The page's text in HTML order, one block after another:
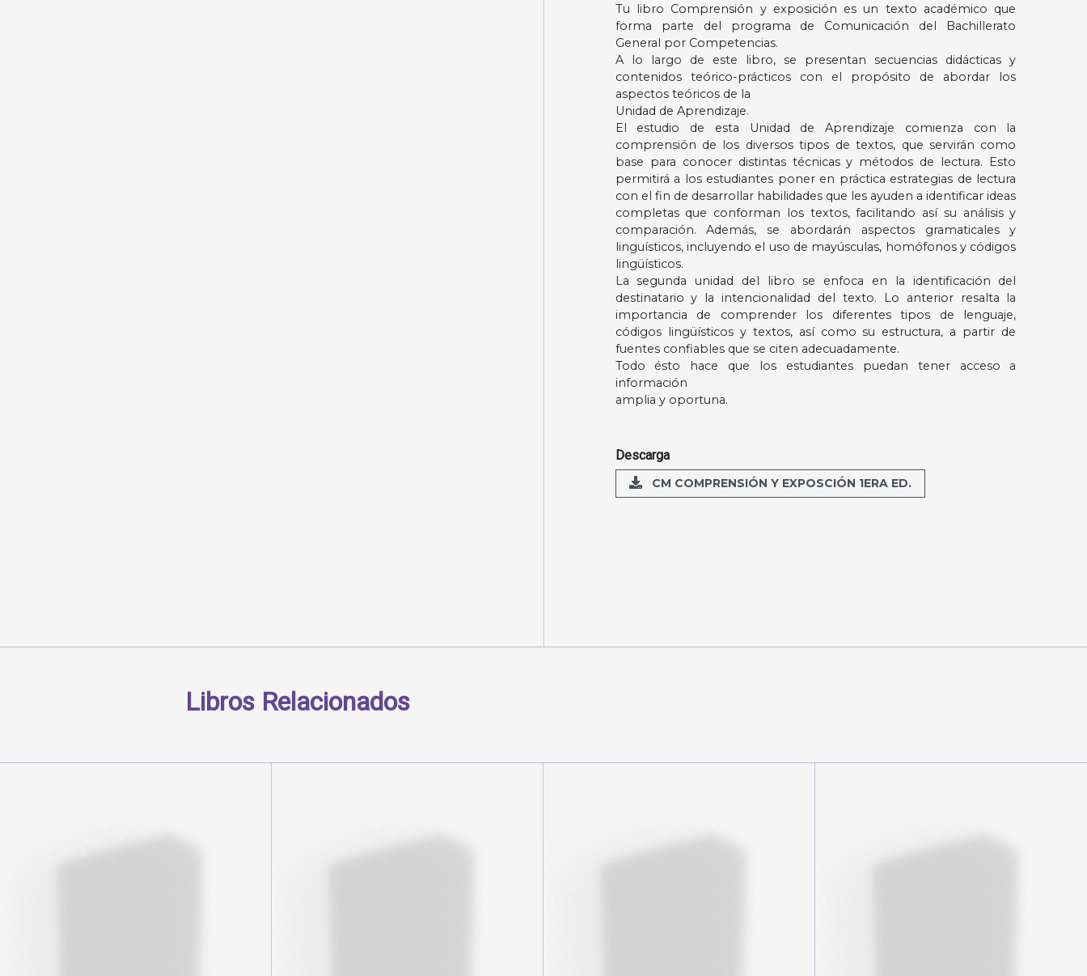
Tu libro Comprensión y exposición es un texto académico que
forma parte del programa de Comunicación del Bachillerato
General por Competencias.
A lo largo de este libro, se presentan secuencias didácticas y
contenidos teórico-prácticos con el propósito de abordar los
aspectos teóricos de la
Unidad de Aprendizaje.
El estudio de esta Unidad de Aprendizaje comienza con la
comprensión de los diversos tipos de textos, que servirán como
base para conocer distintas técnicas y métodos de lectura. Esto
permitirá a los estudiantes poner en práctica estrategias de lectura
con el fin de desarrollar habilidades que les ayuden a identificar ideas
completas que conforman los textos, facilitando así su análisis y
comparación. Además, se abordarán aspectos gramaticales y
linguísticos, incluyendo el uso de mayúsculas, homófonos y códigos
lingüísticos.
La segunda unidad del libro se enfoca en la identificación del
destinatario y la intencionalidad del texto. Lo anterior resalta la
importancia de comprender los diferentes tipos de lenguaje,
códigos lingüísticos y textos, así como su estructura, a partir de
fuentes confiables que se citen adecuadamente.
Todo ésto hace que los estudiantes puedan tener acceso a
información
amplia y oportuna.
Descarga
CM COMPRENSIÓN Y EXPOSCIÓN 1ERA ED.
Libros Relacionados